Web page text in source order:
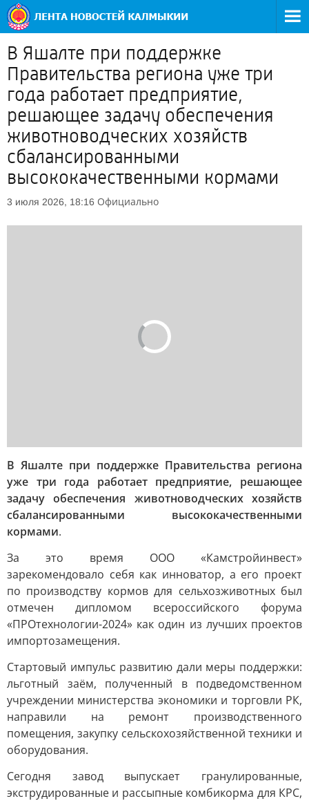
В Яшалте при поддержке
Правительства региона уже три
года работает предприятие,
решающее задачу обеспечения
животноводческих хозяйств
сбалансированными
высококачественными кормами
3 июля 2026, 18:16 Официально
В Яшалте при поддержке Правительства региона
уже три года работает предприятие, решающее
задачу обеспечения животноводческих хозяйств
сбалансированными высококачественными
кормами.
За это время ООО «Камстройинвест»
зарекомендовало себя как инноватор, а его проект
по производству кормов для сельхозживотных был
отмечен дипломом всероссийского форума
«ПРОтехнологии-2024» как один из лучших проектов
импортозамещения.
Стартовый импульс развитию дали меры поддержки:
льготный заём, полученный в подведомственном
учреждении министерства экономики и торговли РК,
направили на ремонт производственного
помещения, закупку сельскохозяйственной техники и
оборудования.
Сегодня завод выпускает гранулированные,
экструдированные и рассыпные комбикорма для КРС,